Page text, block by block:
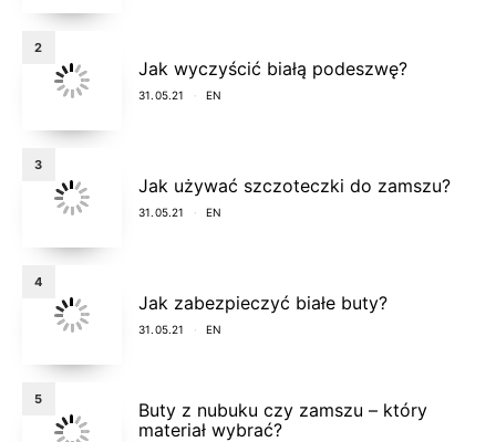
2
Jak wyczyścić białą podeszwę?
31.05.21 EN
3
Jak używać szczoteczki do zamszu?
31.05.21 EN
4
Jak zabezpieczyć białe buty?
31.05.21 EN
5
Buty z nubuku czy zamszu – który
materiał wybrać?